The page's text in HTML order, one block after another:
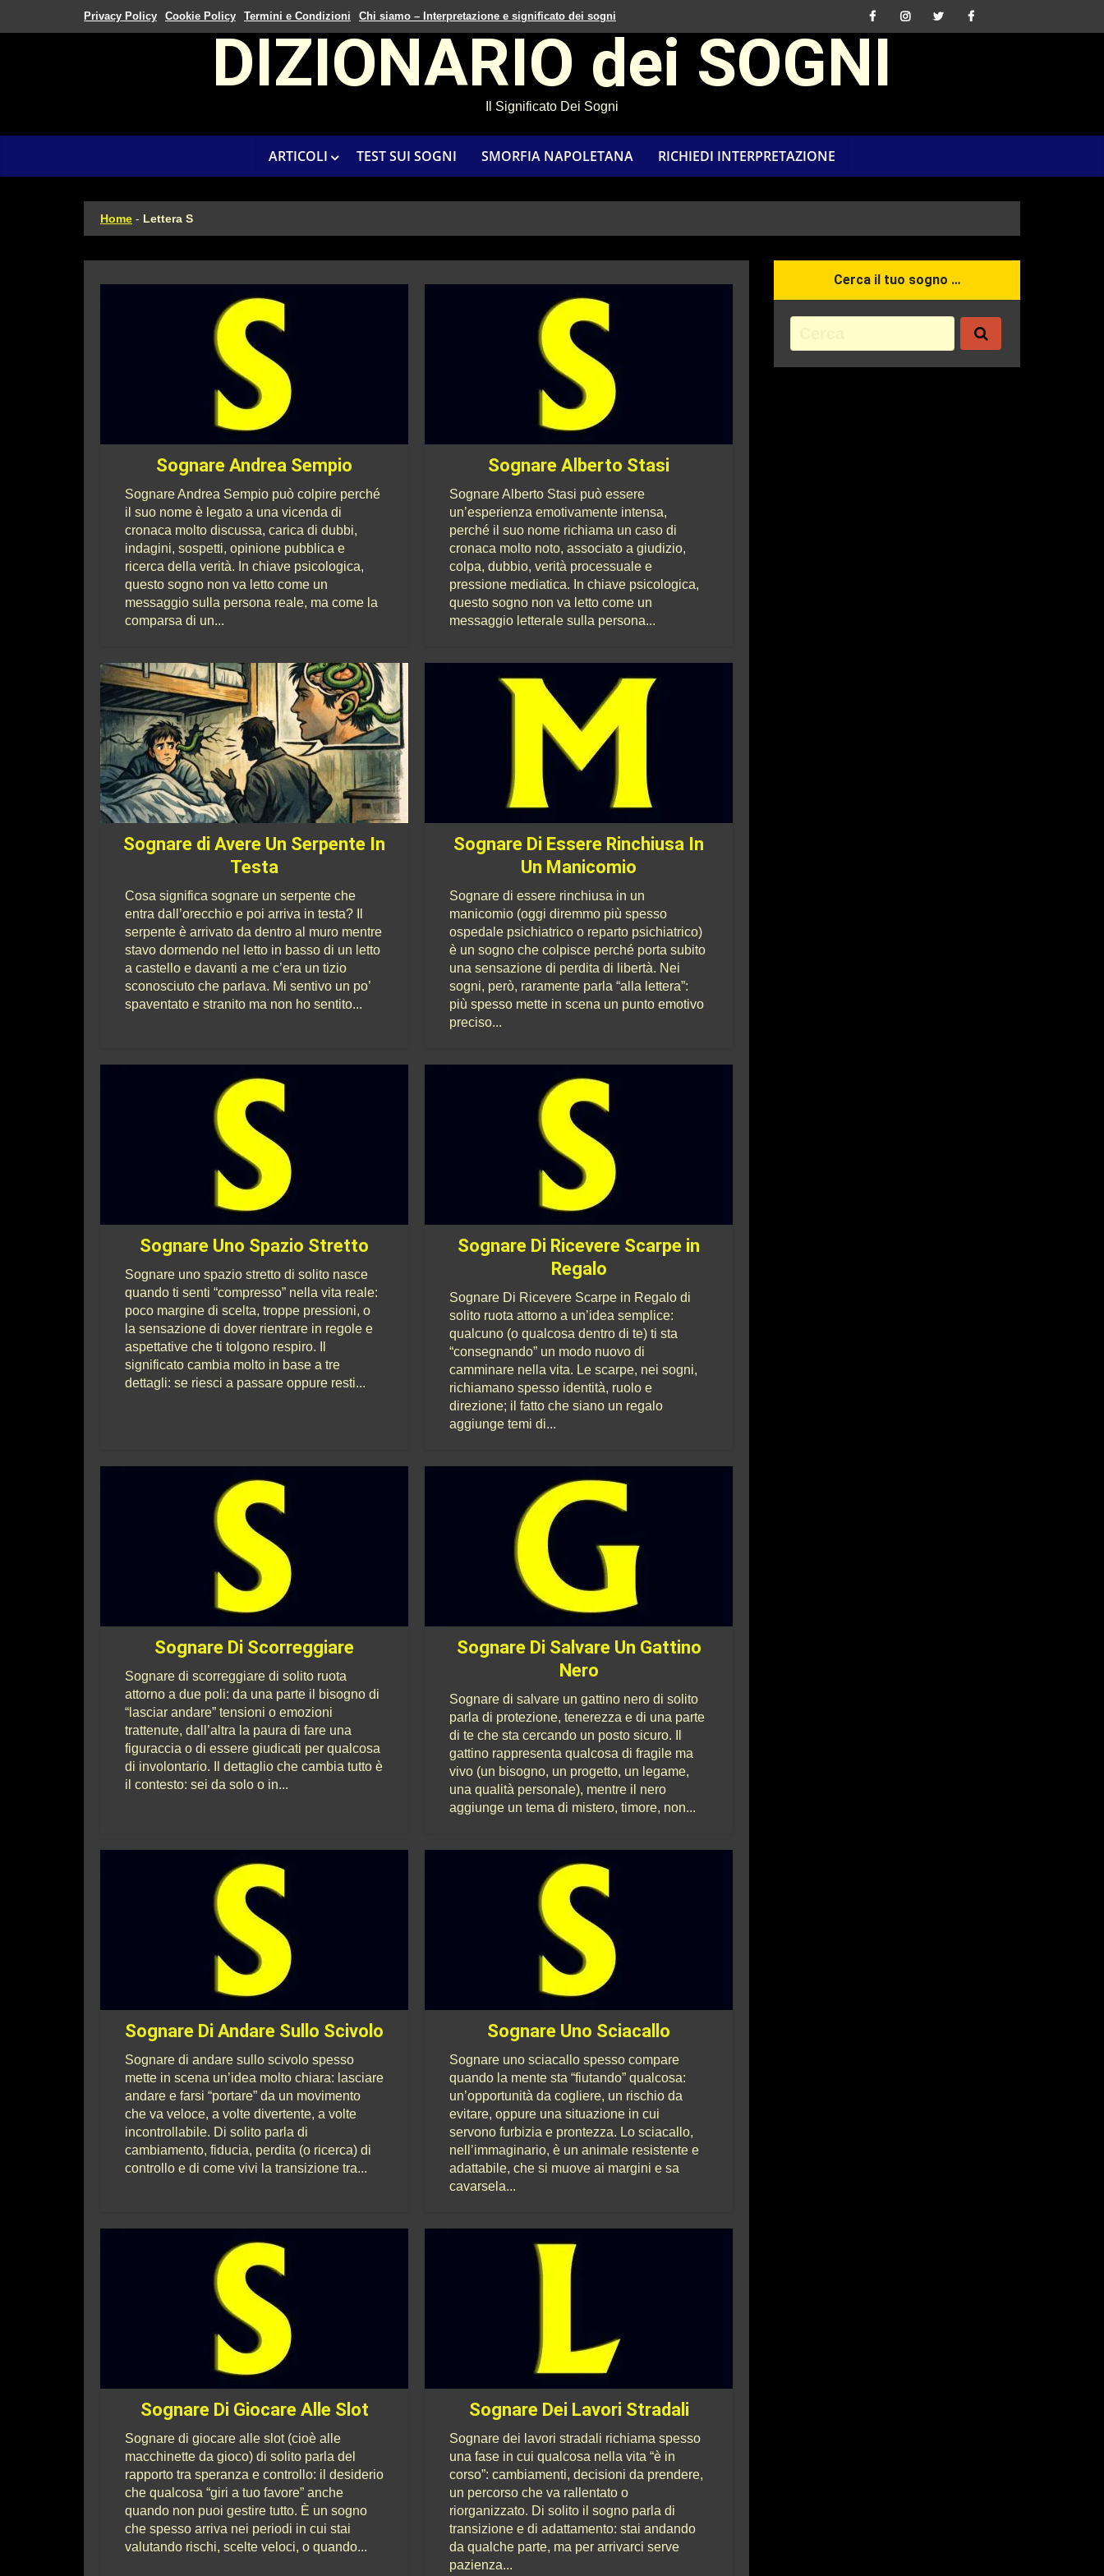
Privacy Policy Cookie Policy Termini e Condizioni Chi siamo – Interpretazione e significato dei sogni
DIZIONARIO dei SOGNI
Il Significato Dei Sogni
ARTICOLI TEST SUI SOGNI SMORFIA NAPOLETANA RICHIEDI INTERPRETAZIONE
Home - Lettera S
Sognare Andrea Sempio
Sognare Andrea Sempio può colpire perché
il suo nome è legato a una vicenda di
cronaca molto discussa, carica di dubbi,
indagini, sospetti, opinione pubblica e
ricerca della verità. In chiave psicologica,
questo sogno non va letto come un
messaggio sulla persona reale, ma come la
comparsa di un...
Sognare Alberto Stasi
Sognare Alberto Stasi può essere
un’esperienza emotivamente intensa,
perché il suo nome richiama un caso di
cronaca molto noto, associato a giudizio,
colpa, dubbio, verità processuale e
pressione mediatica. In chiave psicologica,
questo sogno non va letto come un
messaggio letterale sulla persona...
Sognare di Avere Un Serpente In
Testa
Cosa significa sognare un serpente che
entra dall’orecchio e poi arriva in testa? Il
serpente è arrivato da dentro al muro mentre
stavo dormendo nel letto in basso di un letto
a castello e davanti a me c’era un tizio
sconosciuto che parlava. Mi sentivo un po’
spaventato e stranito ma non ho sentito...
Sognare Di Essere Rinchiusa In
Un Manicomio
Sognare di essere rinchiusa in un
manicomio (oggi diremmo più spesso
ospedale psichiatrico o reparto psichiatrico)
è un sogno che colpisce perché porta subito
una sensazione di perdita di libertà. Nei
sogni, però, raramente parla “alla lettera”:
più spesso mette in scena un punto emotivo
preciso...
Sognare Uno Spazio Stretto
Sognare uno spazio stretto di solito nasce
quando ti senti “compresso” nella vita reale:
poco margine di scelta, troppe pressioni, o
la sensazione di dover rientrare in regole e
aspettative che ti tolgono respiro. Il
significato cambia molto in base a tre
dettagli: se riesci a passare oppure resti...
Sognare Di Ricevere Scarpe in
Regalo
Sognare Di Ricevere Scarpe in Regalo di
solito ruota attorno a un’idea semplice:
qualcuno (o qualcosa dentro di te) ti sta
“consegnando” un modo nuovo di
camminare nella vita. Le scarpe, nei sogni,
richiamano spesso identità, ruolo e
direzione; il fatto che siano un regalo
aggiunge temi di...
Sognare Di Scorreggiare
Sognare di scorreggiare di solito ruota
attorno a due poli: da una parte il bisogno di
“lasciar andare” tensioni o emozioni
trattenute, dall’altra la paura di fare una
figuraccia o di essere giudicati per qualcosa
di involontario. Il dettaglio che cambia tutto è
il contesto: sei da solo o in...
Sognare Di Salvare Un Gattino
Nero
Sognare di salvare un gattino nero di solito
parla di protezione, tenerezza e di una parte
di te che sta cercando un posto sicuro. Il
gattino rappresenta qualcosa di fragile ma
vivo (un bisogno, un progetto, un legame,
una qualità personale), mentre il nero
aggiunge un tema di mistero, timore, non...
Sognare Di Andare Sullo Scivolo
Sognare di andare sullo scivolo spesso
mette in scena un’idea molto chiara: lasciare
andare e farsi “portare” da un movimento
che va veloce, a volte divertente, a volte
incontrollabile. Di solito parla di
cambiamento, fiducia, perdita (o ricerca) di
controllo e di come vivi la transizione tra...
Sognare Uno Sciacallo
Sognare uno sciacallo spesso compare
quando la mente sta “fiutando” qualcosa:
un’opportunità da cogliere, un rischio da
evitare, oppure una situazione in cui
servono furbizia e prontezza. Lo sciacallo,
nell’immaginario, è un animale resistente e
adattabile, che si muove ai margini e sa
cavarsela...
Sognare Di Giocare Alle Slot
Sognare di giocare alle slot (cioè alle
macchinette da gioco) di solito parla del
rapporto tra speranza e controllo: il desiderio
che qualcosa “giri a tuo favore” anche
quando non puoi gestire tutto. È un sogno
che spesso arriva nei periodi in cui stai
valutando rischi, scelte veloci, o quando...
Sognare Dei Lavori Stradali
Sognare dei lavori stradali richiama spesso
una fase in cui qualcosa nella vita “è in
corso”: cambiamenti, decisioni da prendere,
un percorso che va rallentato o
riorganizzato. Di solito il sogno parla di
transizione e di adattamento: stai andando
da qualche parte, ma per arrivarci serve
pazienza...
Cerca il tuo sogno …